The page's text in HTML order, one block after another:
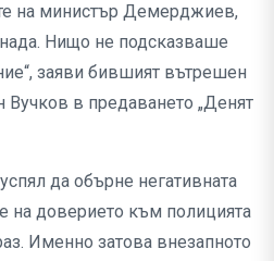
на министър Демерджиев,
Нищо не подсказваше
заяви бившият вътрешен
в предаването „Денят
да обърне негативната
на доверието към полицията
Именно затова внезапното